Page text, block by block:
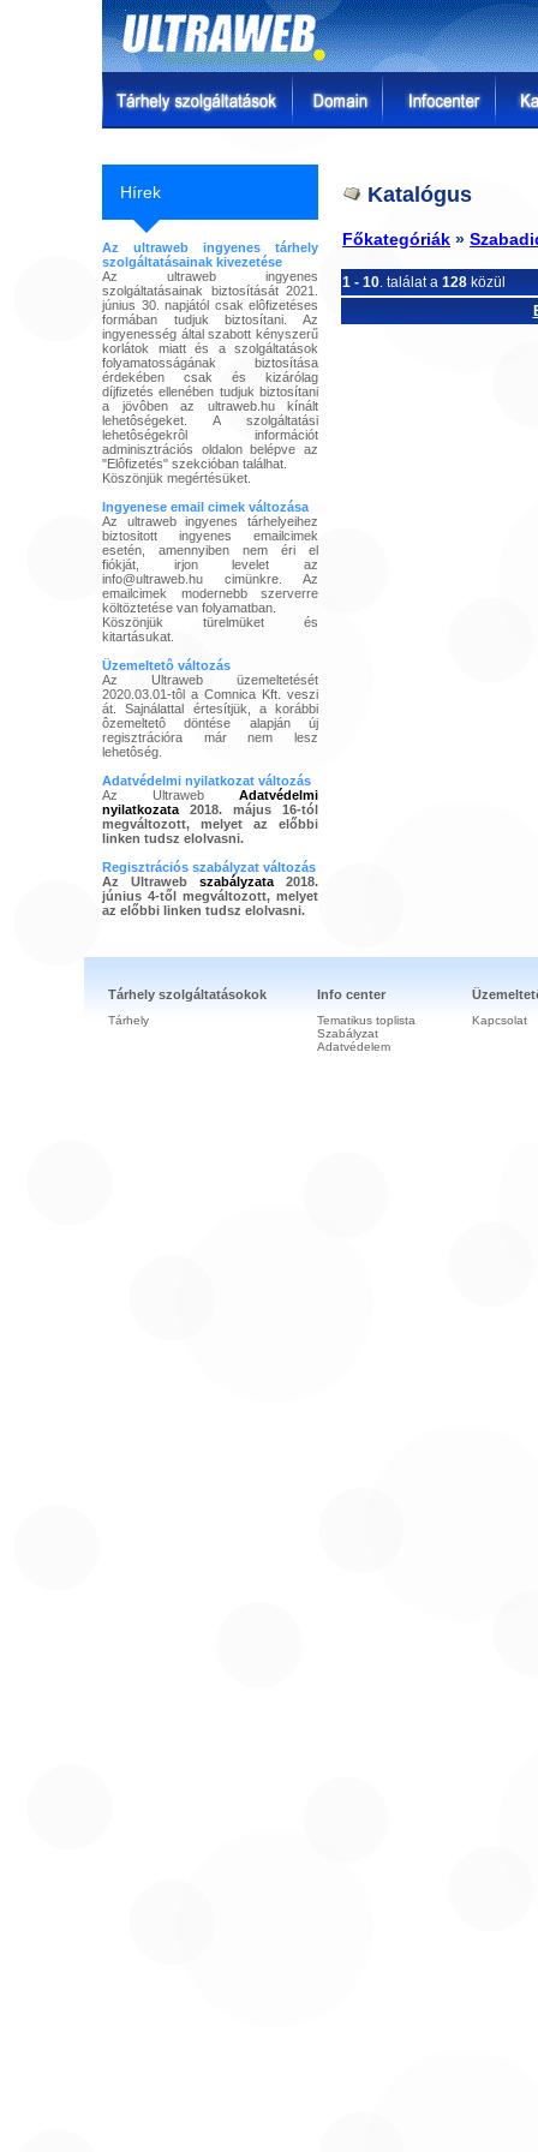
Hírek
Az ultraweb ingyenes tárhely
szolgáltatásainak kivezetése
Az ultraweb ingyenes
szolgáltatásainak biztosítását 2021.
június 30. napjától csak elôfizetéses
formában tudjuk biztosítani. Az
ingyenesség által szabott kényszerű
korlátok miatt és a szolgáltatások
folyamatosságának biztosítása
érdekében csak és kizárólag
díjfizetés ellenében tudjuk biztosítani
a jövôben az ultraweb.hu kínált
lehetôségeket. A szolgáltatási
lehetôségekrôl információt
adminisztrációs oldalon belépve az
"Elôfizetés" szekcióban találhat.
Köszönjük megértésüket.
Ingyenese email cimek változása
Az ultraweb ingyenes tárhelyeihez
biztositott ingyenes emailcimek
esetén, amennyiben nem éri el
fiókját, irjon levelet az
info@ultraweb.hu cimünkre. Az
emailcimek modernebb szerverre
költöztetése van folyamatban.
Köszönjük türelmüket és
kitartásukat.
Üzemeltetô változás
Az Ultraweb üzemeltetését
2020.03.01-tôl a Comnica Kft. veszi
át. Sajnálattal értesítjük, a korábbi
ôzemeltetô döntése alapján új
regisztrációra már nem lesz
lehetôség.
Adatvédelmi nyilatkozat változás
Az Ultraweb Adatvédelmi
nyilatkozata 2018. május 16-tól
megváltozott, melyet az előbbi
linken tudsz elolvasni.
Regisztrációs szabályzat változás
Az Ultraweb szabályzata 2018.
június 4-től megváltozott, melyet
az előbbi linken tudsz elolvasni.
Katalógus
Főkategóriák »
1 - 10. találat a 128 közül
Tárhely szolgáltatásokok
Tárhely
Info center
Tematikus toplista
Szabályzat
Adatvédelem
Kapcsolat